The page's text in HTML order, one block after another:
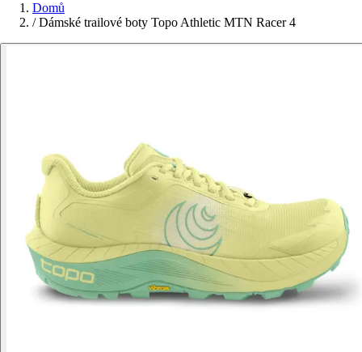
Domů
/ Dámské trailové boty Topo Athletic MTN Racer 4